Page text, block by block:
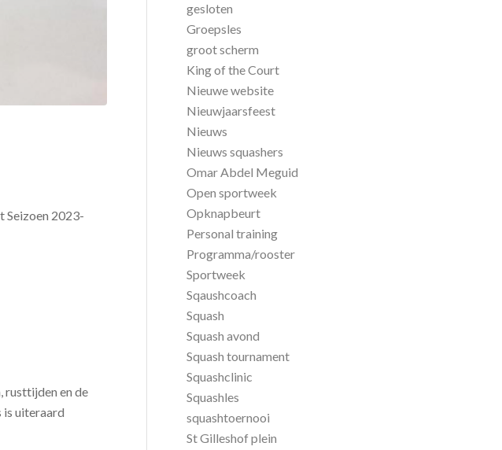
Seizoen 2023-
rusttijden en de
is uiteraard
gesloten
Groepsles
groot scherm
King of the Court
Nieuwe website
Nieuwjaarsfeest
Nieuws
Nieuws squashers
Omar Abdel Meguid
Open sportweek
Opknapbeurt
Personal training
Programma/rooster
Sportweek
Sqaushcoach
Squash
Squash avond
Squash tournament
Squashclinic
Squashles
squashtoernooi
St Gilleshof plein